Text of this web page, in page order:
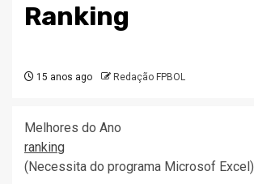
Ranking
15 anos ago Redação FPBOL
Melhores do Ano
ranking
(Necessita do programa Microsof Excel)